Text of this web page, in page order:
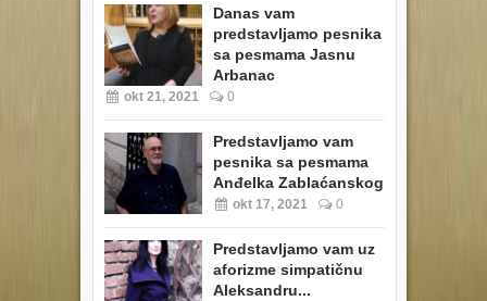
Danas vam
predstavljamo pesnika
sa pesmama Jasnu
Arbanac
okt 21, 2021 0
Predstavljamo vam
pesnika sa pesmama
Anđelka Zablaćanskog
okt 17, 2021 0
Predstavljamo vam uz
aforizme simpatičnu
Aleksandru...